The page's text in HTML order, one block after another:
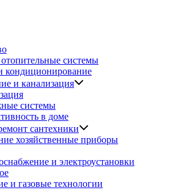
системы
кондиционирование
и канализация
системы
в доме
сантехники
хозяйственные приборы
и электроустановки
и газовые технологии